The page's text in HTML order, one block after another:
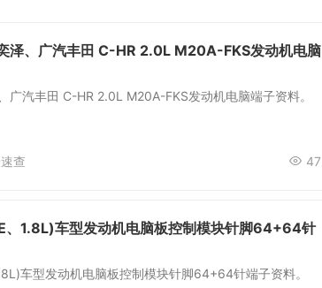
、广汽丰田 C-HR 2.0L M20A-FKS发动机电脑
汽丰田 C-HR 2.0L M20A-FKS发动机电脑端子资料。
47
查
、1.8L)车型发动机电脑板控制模块针脚64+64针
车型发动机电脑板控制模块针脚64+64针端子资料。